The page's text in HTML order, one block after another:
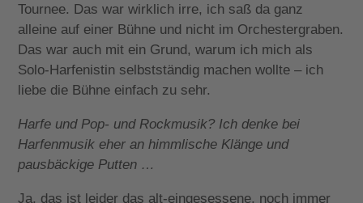
Tournee. Das war wirklich irre, ich saß da ganz
alleine auf einer Bühne und nicht im Orchestergraben.
Das war auch mit ein Grund, warum ich mich als
Solo-Harfenistin selbstständig machen wollte – ich
liebe die Bühne einfach zu sehr.
Harfe und Pop- und Rockmusik? Ich denke bei
Harfenmusik eher an himmlische Klänge und
pausbäckige Putten …
Ja, das ist leider das alt-eingesessene, noch immer